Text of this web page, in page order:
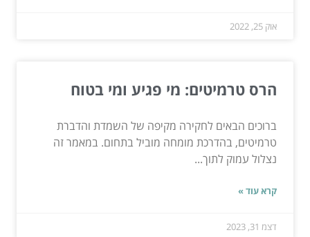
אוק 25, 2022
הרס טרמיטים: מי פגיע ומי בטוח
ברוכים הבאים לחקירה מקיפה של השמדת והדברת
טרמיטים, בהדרכת מומחה מוביל בתחום. במאמר זה
נצלול עמוק לתוך...
קרא עוד »
דצמ 31, 2023